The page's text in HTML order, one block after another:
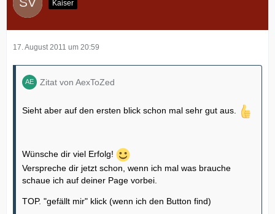
Kaiser
17. August 2011 um 20:59
Zitat von AexToZed
Sieht aber auf den ersten blick schon mal sehr gut aus.
Wünsche dir viel Erfolg!
Verspreche dir jetzt schon, wenn ich mal was brauche
schaue ich auf deiner Page vorbei.
TOP. "gefällt mir" klick (wenn ich den Button find)